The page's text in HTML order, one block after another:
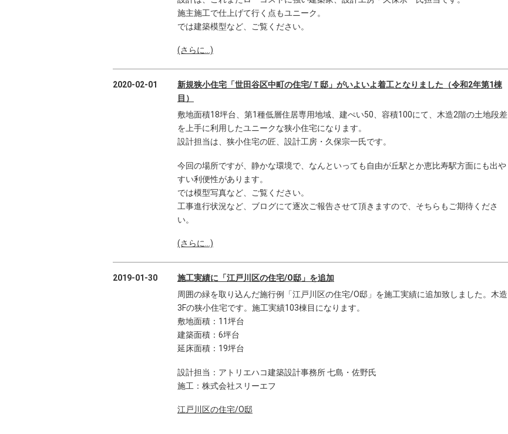
施主施工で仕上げて行く点もユニーク。
では建築模型など、ご覧ください。
(さらに…)
2020-02-01
新規狭小住宅「世田谷区中町の住宅/Ｔ邸」がいよいよ着工となりました（令和2年第1棟
目）
敷地面積18坪台、第1種低層住居専用地域、建ぺい50、容積100にて、木造2階の土地段差
を上手に利用したユニークな狭小住宅になります。
設計担当は、狭小住宅の匠、設計工房・久保宗一氏です。
今回の場所ですが、静かな環境で、なんといっても自由が丘駅とか恵比寿駅方面にも出や
すい利便性があります。
では模型写真など、ご覧ください。
工事進行状況など、ブログにて逐次ご報告させて頂きますので、そちらもご期待くださ
い。
(さらに…)
2019-01-30
施工実績に「江戸川区の住宅/O邸」を追加
周囲の緑を取り込んだ施行例「江戸川区の住宅/O邸」を施工実績に追加致しました。木造
3Fの狭小住宅です。施工実績103棟目になります。
敷地面積：11坪台
建築面積：6坪台
延床面積：19坪台
設計担当：アトリエハコ建築設計事務所 七島・佐野氏
施工：株式会社スリーエフ
江戸川区の住宅/O邸